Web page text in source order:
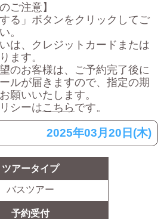
ご注意】
る」ボタンをクリックしてご
。
は、クレジットカードまたは
ます。
のお客様は、ご予約完了後に
ルが届きますので、指定の期
願いいたします。
シーはこちら です。
2025年03月20日(木)
ツアータイプ
バスツアー
予約受付